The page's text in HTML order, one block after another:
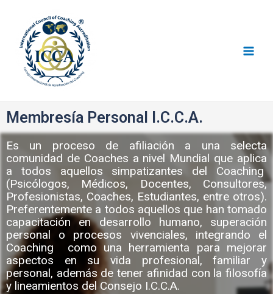
Membresía Personal I.C.C.A.
Es un proceso de afiliación a una selecta
comunidad de Coaches a nivel Mundial que aplica
a todos aquellos simpatizantes del Coaching
(Psicólogos, Médicos, Docentes, Consultores,
Profesionistas, Coaches, Estudiantes, entre otros).
Preferentemente a todos aquellos que han tomado
capacitación en desarrollo humano, superación
personal o procesos vivenciales, integrando el
Coaching como una herramienta para mejorar
aspectos en su vida profesional, familiar y
personal, además de tener afinidad con la filosofía
y lineamientos del Consejo I.C.C.A.